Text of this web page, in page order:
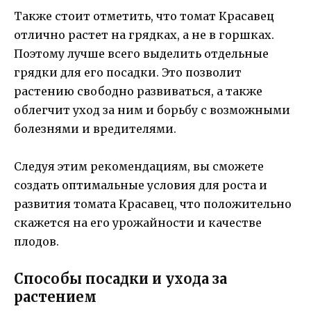
Также стоит отметить, что томат Красавец
отлично растет на грядках, а не в горшках.
Поэтому лучше всего выделить отдельные
грядки для его посадки. Это позволит
растению свободно развиваться, а также
облегчит уход за ним и борьбу с возможными
болезнями и вредителями.
Следуя этим рекомендациям, вы сможете
создать оптимальные условия для роста и
развития томата Красавец, что положительно
скажется на его урожайности и качестве
плодов.
Способы посадки и ухода за
растением